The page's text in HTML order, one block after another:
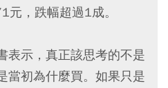
元，跌幅超過1成。
表示，真正該思考的不是
當初為什麼買。如果只是